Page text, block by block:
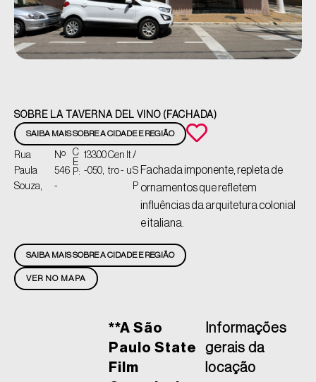
SOBRE LA TAVERNA DEL VINO (FACHADA)
SAIBA MAIS SOBRE A CIDADE E REGIÃO
Rua
Paula
Souza,
Nº
546
-
C
E
P:
13300
-050,
Cen
tro -
It
u
/
S
P
Fachada imponente, repleta de
ornamentos que refletem
influências da arquitetura colonial
e italiana.
VER NO MAPA
SAIBA MAIS SOBRE A CIDADE E REGIÃO
**A São
Paulo State
Film
Informações
gerais da
locação